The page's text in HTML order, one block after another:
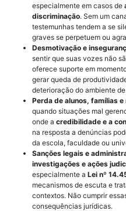
especialmente em casos de
discriminação. Sem um
testemunhas tendem a se
graves se perpetuem ou
Desmotivação e
sentir que suas vozes não
oferece suporte em
gerar queda de
deterioração do ambiente
Perda de alunos, famílias
quando situações mal
onde a credibilidade e a
na resposta a denúncias
da escola, faculdade ou
Sanções legais e
investigações e ações
especialmente a Lei nº
mecanismos de escuta e
contextos. Não cumprir
consequências jurídicas.